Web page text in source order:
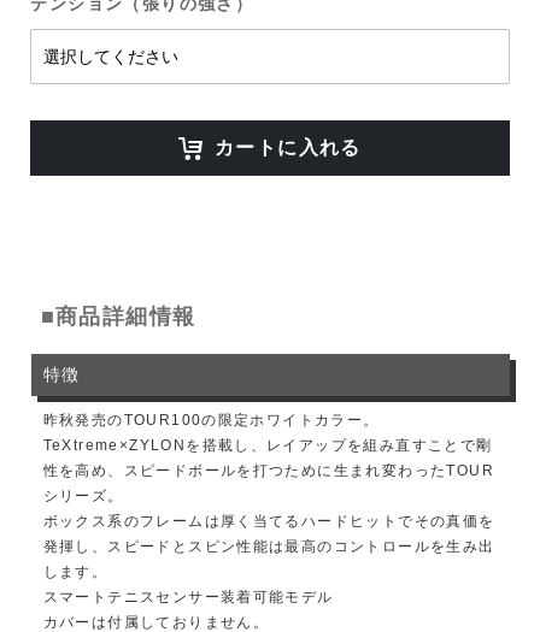
テンション（張りの強さ）
カートに入れる
■商品詳細情報
特徴
昨秋発売のTOUR100の限定ホワイトカラー。
TeXtreme×ZYLONを搭載し、レイアップを組み直すことで剛
性を高め、スピードボールを打つために生まれ変わったTOUR
シリーズ。
ボックス系のフレームは厚く当てるハードヒットでその真価を
発揮し、スピードとスピン性能は最高のコントロールを生み出
します。
スマートテニスセンサー装着可能モデル
カバーは付属しておりません。